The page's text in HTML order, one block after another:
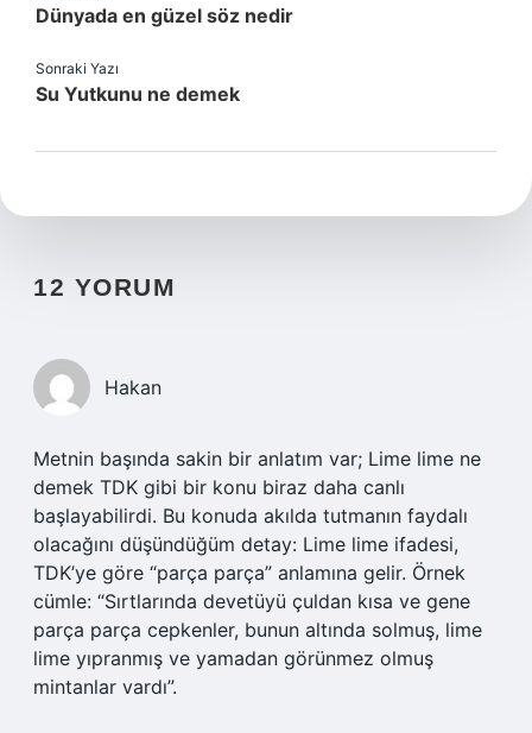
Dünyada en güzel söz nedir
Sonraki Yazı
Su Yutkunu ne demek
12 YORUM
Hakan
Metnin başında sakin bir anlatım var; Lime lime ne
demek TDK gibi bir konu biraz daha canlı
başlayabilirdi. Bu konuda akılda tutmanın faydalı
olacağını düşündüğüm detay: Lime lime ifadesi,
TDK’ye göre “parça parça” anlamına gelir. Örnek
cümle: “Sırtlarında devetüyü çuldan kısa ve gene
parça parça cepkenler, bunun altında solmuş, lime
lime yıpranmış ve yamadan görünmez olmuş
mintanlar vardı”.